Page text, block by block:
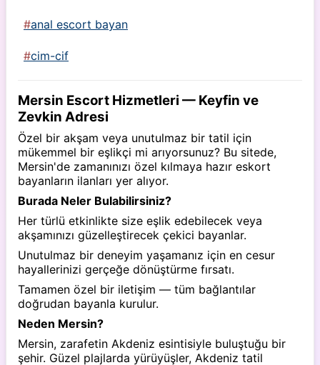
anal escort bayan
cim-cif
Mersin Escort Hizmetleri — Keyfin ve
Zevkin Adresi
Özel bir akşam veya unutulmaz bir tatil için
mükemmel bir eşlikçi mi arıyorsunuz? Bu sitede,
Mersin'de zamanınızı özel kılmaya hazır eskort
bayanların ilanları yer alıyor.
Burada Neler Bulabilirsiniz?
Her türlü etkinlikte size eşlik edebilecek veya
akşamınızı güzelleştirecek çekici bayanlar.
Unutulmaz bir deneyim yaşamanız için en cesur
hayallerinizi gerçeğe dönüştürme fırsatı.
Tamamen özel bir iletişim — tüm bağlantılar
doğrudan bayanla kurulur.
Neden Mersin?
Mersin, zarafetin Akdeniz esintisiyle buluştuğu bir
şehir. Güzel plajlarda yürüyüşler, Akdeniz tatil